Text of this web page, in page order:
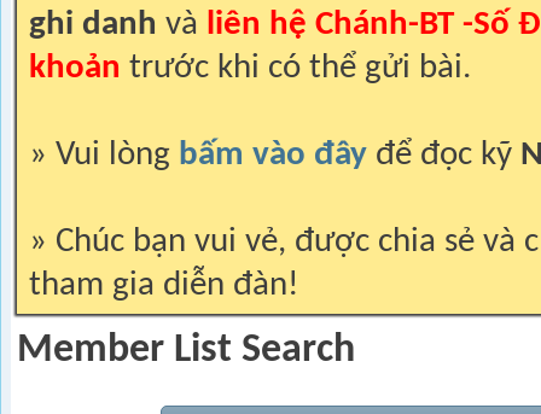
ghi danh và liên hệ Chánh-BT -Số
khoản trước khi có thể gửi bài.
» Vui lòng bấm vào đây để đọc kỹ
» Chúc bạn vui vẻ, được chia sẻ và
tham gia diễn đàn!
Member List Search